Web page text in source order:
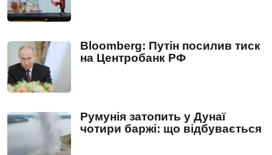
Bloomberg: Путін посилив тиск
на Центробанк РФ
Румунія затопить у Дунаї
чотири баржі: що відбувається